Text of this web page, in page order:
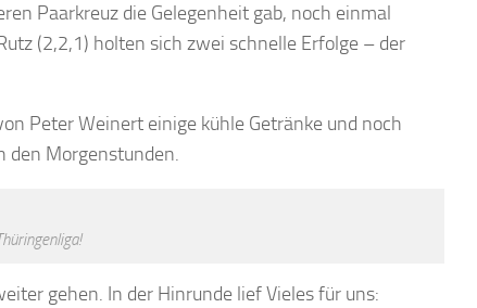
Paarkreuz die Gelegenheit gab, noch einmal
(2,2,1) holten sich zwei schnelle Erfolge – der
Peter Weinert einige kühle Getränke und noch
den Morgenstunden.
gehen. In der Hinrunde lief Vieles für uns: